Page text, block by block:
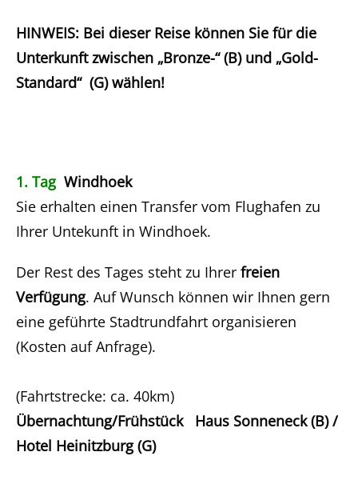
HINWEIS: Bei dieser Reise können Sie für die
Unterkunft zwischen „Bronze-“ (B) und „Gold-
Standard“ (G) wählen!
1. TagWindhoek
Sie erhalten einen Transfer vom Flughafen zu
Ihrer Untekunft in Windhoek.
Der Rest des Tages steht zu Ihrer freien
Verfügung. Auf Wunsch können wir Ihnen gern
eine geführte Stadtrundfahrt organisieren
(Kosten auf Anfrage).
(Fahrtstrecke: ca. 40km)
Übernachtung/Frühstück Haus Sonneneck (B) /
Hotel Heinitzburg (G)